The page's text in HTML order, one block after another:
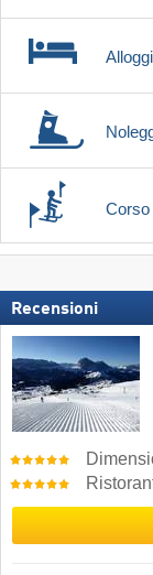
Alloggi
Recensioni